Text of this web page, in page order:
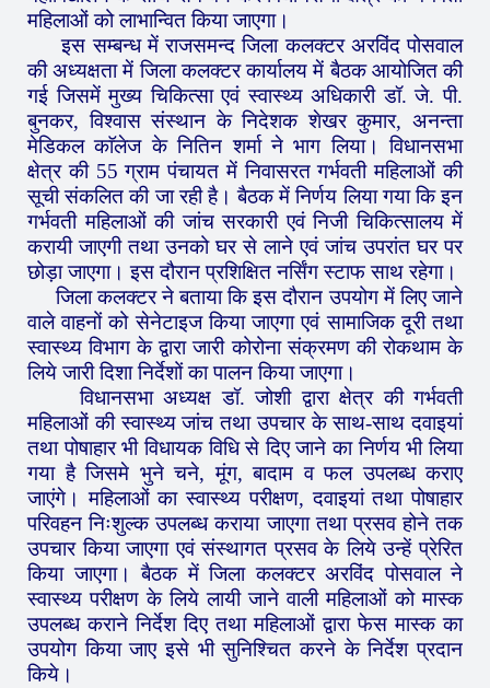
महिलाओं को लाभान्वित किया जाएगा।
इस सम्बन्ध में राजसमन्द जिला कलक्टर अरविंद पोसवाल
की अध्यक्षता में जिला कलक्टर कार्यालय में बैठक आयोजित की
गई जिसमें मुख्य चिकित्सा एवं स्वास्थ्य अधिकारी डॉ. जे. पी.
बुनकर, विश्वास संस्थान के निदेशक शेखर कुमार, अनन्ता
मेडिकल काॅलेज के नितिन शर्मा ने भाग लिया। विधानसभा
क्षेत्र की 55 ग्राम पंचायत में निवासरत गर्भवती महिलाओं की
सूची संकलित की जा रही है। बैठक में निर्णय लिया गया कि इन
गर्भवती महिलाओं की जांच सरकारी एवं निजी चिकित्सालय में
करायी जाएगी तथा उनको घर से लाने एवं जांच उपरांत घर पर
छोड़ा जाएगा। इस दौरान प्रशिक्षित नर्सिंग स्टाफ साथ रहेगा।
जिला कलक्टर ने बताया कि इस दौरान उपयोग में लिए जाने
वाले वाहनों को सेनेटाइज किया जाएगा एवं सामाजिक दूरी तथा
स्वास्थ्य विभाग के द्वारा जारी कोरोना संक्रमण की रोकथाम के
लिये जारी दिशा निर्देशों का पालन किया जाएगा।
विधानसभा अध्यक्ष डॉ. जोशी द्वारा क्षेत्र की गर्भवती
महिलाओं की स्वास्थ्य जांच तथा उपचार के साथ-साथ दवाइयां
तथा पोषाहार भी विधायक विधि से दिए जाने का निर्णय भी लिया
गया है जिसमे भुने चने, मूंग, बादाम व फल उपलब्ध कराए
जाएंगे। महिलाओं का स्वास्थ्य परीक्षण, दवाइयां तथा पोषाहार
परिवहन निःशुल्क उपलब्ध कराया जाएगा तथा प्रसव होने तक
उपचार किया जाएगा एवं संस्थागत प्रसव के लिये उन्हें प्रेरित
किया जाएगा। बैठक में जिला कलक्टर अरविंद पोसवाल ने
स्वास्थ्य परीक्षण के लिये लायी जाने वाली महिलाओं को मास्क
उपलब्ध कराने निर्देश दिए तथा महिलाओं द्वारा फेस मास्क का
उपयोग किया जाए इसे भी सुनिश्चित करने के निर्देश प्रदान
किये।